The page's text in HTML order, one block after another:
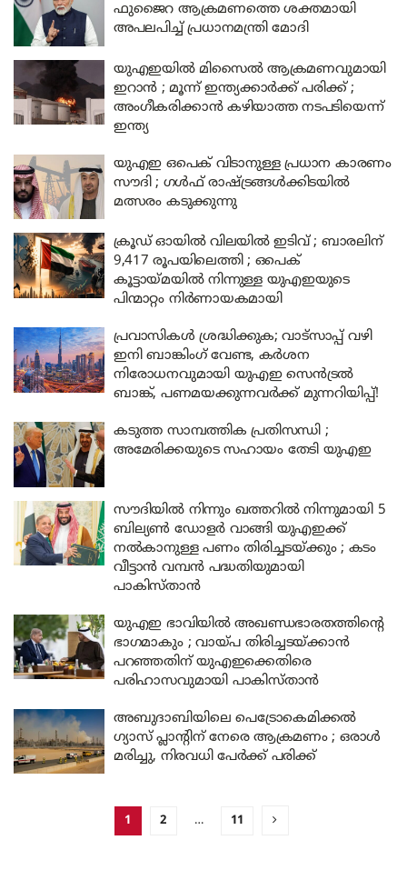
ഫുജൈറ ആക്രമണത്തെ ശക്തമായി
അപലപിച്ച് പ്രധാനമന്ത്രി മോദി
യുഎഇയിൽ മിസൈൽ ആക്രമണവുമായി
ഇറാൻ ; മൂന്ന് ഇന്ത്യക്കാർക്ക് പരിക്ക് ;
അംഗീകരിക്കാൻ കഴിയാത്ത നടപടിയെന്ന്
ഇന്ത്യ
യുഎഇ ഒപെക് വിടാനുള്ള പ്രധാന കാരണം
സൗദി ; ഗൾഫ് രാഷ്ട്രങ്ങൾക്കിടയിൽ
മത്സരം കടുക്കുന്നു
ക്രൂഡ് ഓയിൽ വിലയിൽ ഇടിവ് ; ബാരലിന്
9,417 രൂപയിലെത്തി ; ഒപെക്
കൂട്ടായ്മയിൽ നിന്നുള്ള യുഎഇയുടെ
പിന്മാറ്റം നിർണായകമായി
പ്രവാസികൾ ശ്രദ്ധിക്കുക; വാട്‌സാപ്പ് വഴി
ഇനി ബാങ്കിംഗ് വേണ്ട, കർശന
നിരോധനവുമായി യുഎഇ സെൻട്രൽ
ബാങ്ക്, പണമയക്കുന്നവർക്ക് മുന്നറിയിപ്പ്!
കടുത്ത സാമ്പത്തിക പ്രതിസന്ധി ;
അമേരിക്കയുടെ സഹായം തേടി യുഎഇ
സൗദിയിൽ നിന്നും ഖത്തറിൽ നിന്നുമായി 5
ബില്യൺ ഡോളർ വാങ്ങി യുഎഇക്ക്
നൽകാനുള്ള പണം തിരിച്ചടയ്ക്കും ; കടം
വീട്ടാൻ വമ്പൻ പദ്ധതിയുമായി
പാകിസ്താൻ
യുഎഇ ഭാവിയിൽ അഖണ്ഡഭാരതത്തിന്റെ
ഭാഗമാകും ; വായ്പ തിരിച്ചടയ്ക്കാൻ
പറഞ്ഞതിന് യുഎഇക്കെതിരെ
പരിഹാസവുമായി പാകിസ്താൻ
അബുദാബിയിലെ പെട്രോകെമിക്കൽ
ഗ്യാസ് പ്ലാന്റിന് നേരെ ആക്രമണം ; ഒരാൾ
മരിച്ചു, നിരവധി പേർക്ക് പരിക്ക്
1 2 … 11